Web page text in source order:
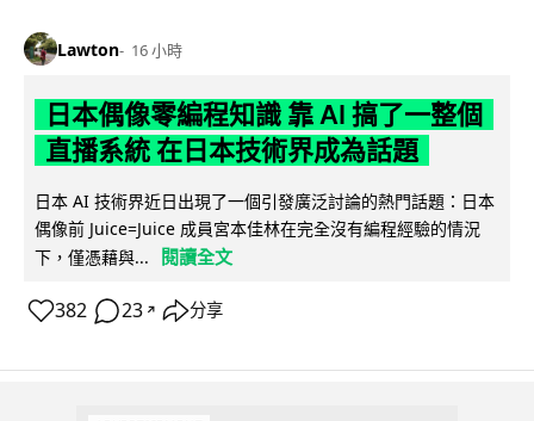
Lawton 16 小時
日本偶像零編程知識 靠 AI 搞了一整個
直播系統 在日本技術界成為話題
日本 AI 技術界近日出現了一個引發廣泛討論的熱門話題：日本
偶像前 Juice=Juice 成員宮本佳林在完全沒有編程經驗的情況
下，僅憑藉與...
閱讀全文
382 23 ↗ 分享